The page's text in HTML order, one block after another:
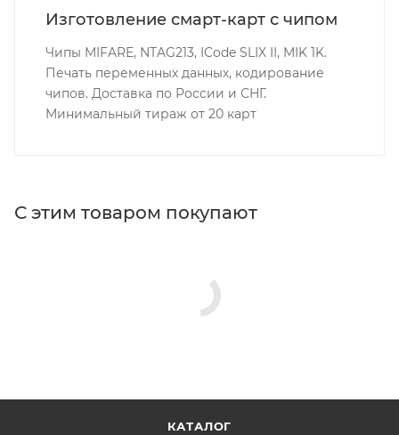
Изготовление смарт-карт с чипом
Чипы MIFARE, NTAG213, ICode SLIX II, MIK 1K.
Печать переменных данных, кодирование
чипов. Доставка по России и СНГ.
Минимальный тираж от 20 карт
С этим товаром покупают
КАТАЛОГ